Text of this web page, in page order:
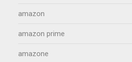
amazon
amazon prime
amazone